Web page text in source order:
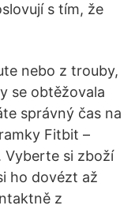
s tím, že
nebo z trouby,
se obtěžovala
správný čas na
Fitbit –
Vyberte si zboží
ho dovézt až
z